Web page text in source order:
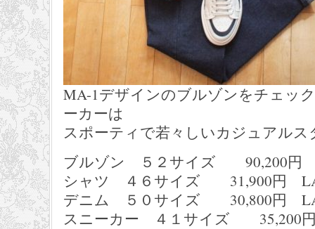
MA-1デザインのブルゾンをチェッ
ーカーは
スポーティで若々しいカジュアルス
ブルゾン ５２サイズ 90,200円
シャツ ４６サイズ 31,900円
デニム ５０サイズ 30,800円
スニーカー ４１サイズ 35,200